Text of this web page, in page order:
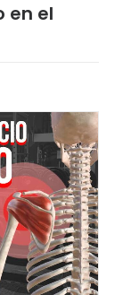
en el